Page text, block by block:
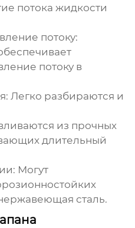
потока жидкости
потоку:
потоку в
Легко разбираются и
из прочных
длительный
Могут
сталь.